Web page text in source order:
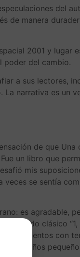
del
de manera
2001 y lugar
poder del cambio.
a sus lectores,
narrativa es un
de que Una
un libro que
mis
se sentía
es agradable,
rimado clásico “1,
de cuentos con
los niños